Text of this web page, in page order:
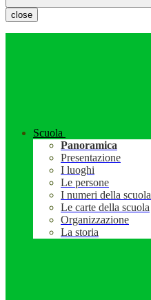
close
Scuola
Panoramica
Presentazione
I luoghi
Le persone
I numeri della scuola
Le carte della scuola
Organizzazione
La storia